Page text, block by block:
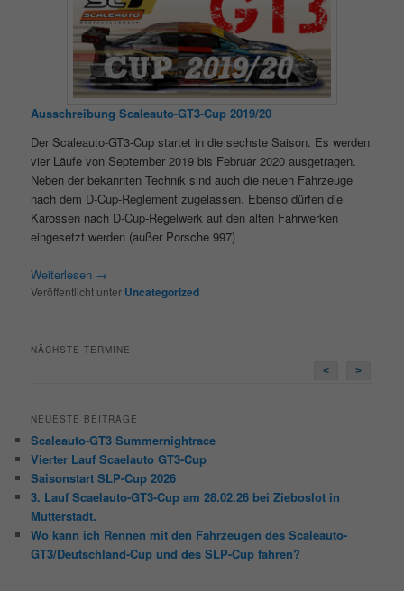
Ausschreibung Scaleauto-GT3-Cup 2019/20
Der Scaleauto-GT3-Cup startet in die sechste Saison. Es werden
vier Läufe von September 2019 bis Februar 2020 ausgetragen.
Neben der bekannten Technik sind auch die neuen Fahrzeuge
nach dem D-Cup-Reglement zugelassen. Ebenso dürfen die
Karossen nach D-Cup-Regelwerk auf den alten Fahrwerken
eingesetzt werden (außer Porsche 997)
Weiterlesen →
Veröffentlicht unter Uncategorized
NÄCHSTE TERMINE
<
>
NEUESTE BEITRÄGE
Scaleauto-GT3 Summernightrace
Vierter Lauf Scaelauto GT3-Cup
Saisonstart SLP-Cup 2026
3. Lauf Scaelauto-GT3-Cup am 28.02.26 bei Zieboslot in
Mutterstadt.
Wo kann ich Rennen mit den Fahrzeugen des Scaleauto-
GT3/Deutschland-Cup und des SLP-Cup fahren?